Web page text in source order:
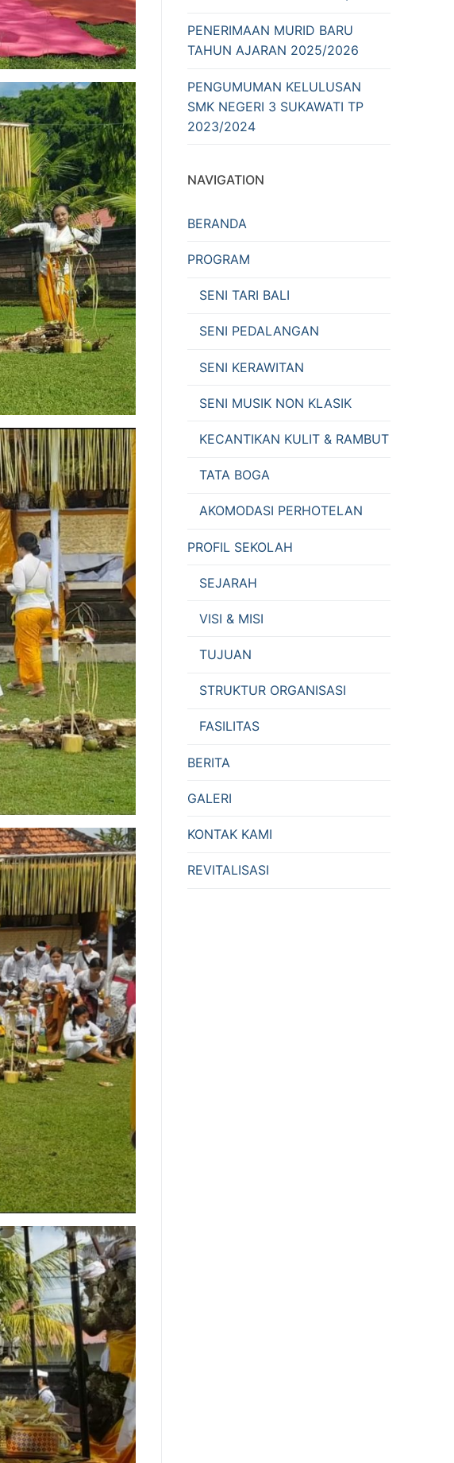
PENERIMAAN MURID BARU
TAHUN AJARAN 2025/2026
PENGUMUMAN KELULUSAN
SMK NEGERI 3 SUKAWATI TP
2023/2024
NAVIGATION
BERANDA
PROGRAM
SENI TARI BALI
SENI PEDALANGAN
SENI KERAWITAN
SENI MUSIK NON KLASIK
KECANTIKAN KULIT & RAMBUT
TATA BOGA
AKOMODASI PERHOTELAN
PROFIL SEKOLAH
SEJARAH
VISI & MISI
TUJUAN
STRUKTUR ORGANISASI
FASILITAS
BERITA
GALERI
KONTAK KAMI
REVITALISASI